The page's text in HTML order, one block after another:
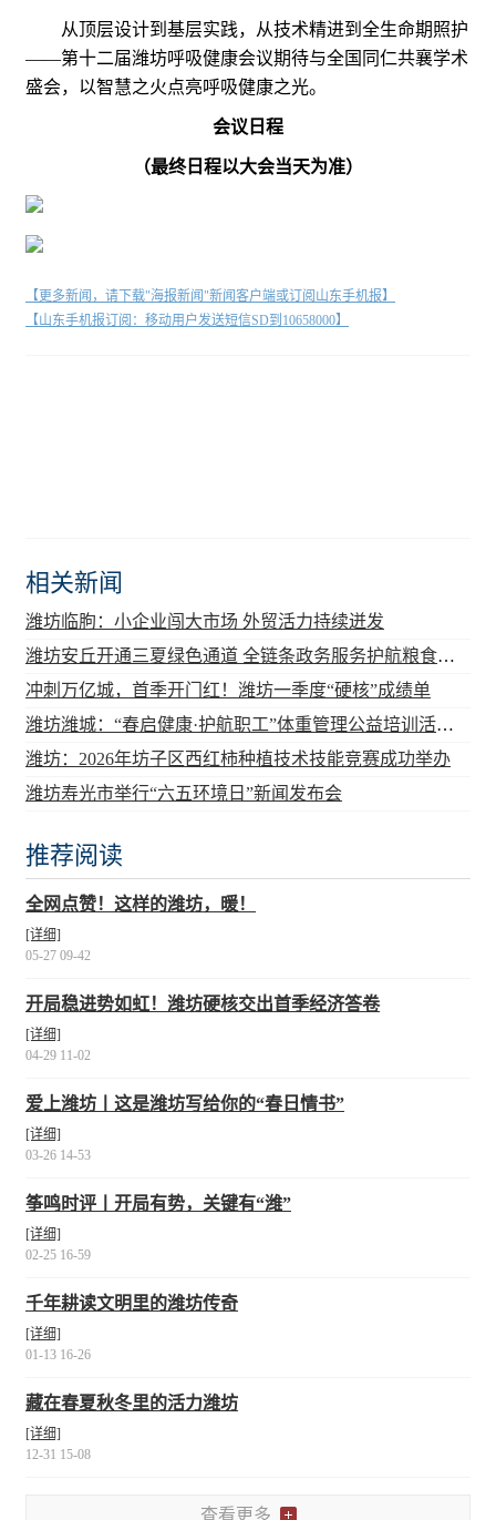
从顶层设计到基层实践，从技术精进到全生命期照护
——第十二届潍坊呼吸健康会议期待与全国同仁共襄学术
盛会，以智慧之火点亮呼吸健康之光。
会议日程
（最终日程以大会当天为准）
【更多新闻，请下载"海报新闻"新闻客户端或订阅山东手机报】
【山东手机报订阅：移动用户发送短信SD到10658000】
相关新闻
潍坊临朐：小企业闯大市场 外贸活力持续迸发
潍坊安丘开通三夏绿色通道 全链条政务服务护航粮食安全
冲刺万亿城，首季开门红！潍坊一季度“硬核”成绩单
潍坊潍城：“春启健康·护航职工”体重管理公益培训活动正式启动
潍坊：2026年坊子区西红柿种植技术技能竞赛成功举办
潍坊寿光市举行“六五环境日”新闻发布会
推荐阅读
全网点赞！这样的潍坊，暖！
[详细]
05-27 09-42
开局稳进势如虹！潍坊硬核交出首季经济答卷
[详细]
04-29 11-02
爱上潍坊丨这是潍坊写给你的“春日情书”
[详细]
03-26 14-53
筝鸣时评丨开局有势，关键有“潍”
[详细]
02-25 16-59
千年耕读文明里的潍坊传奇
[详细]
01-13 16-26
藏在春夏秋冬里的活力潍坊
[详细]
12-31 15-08
查看更多